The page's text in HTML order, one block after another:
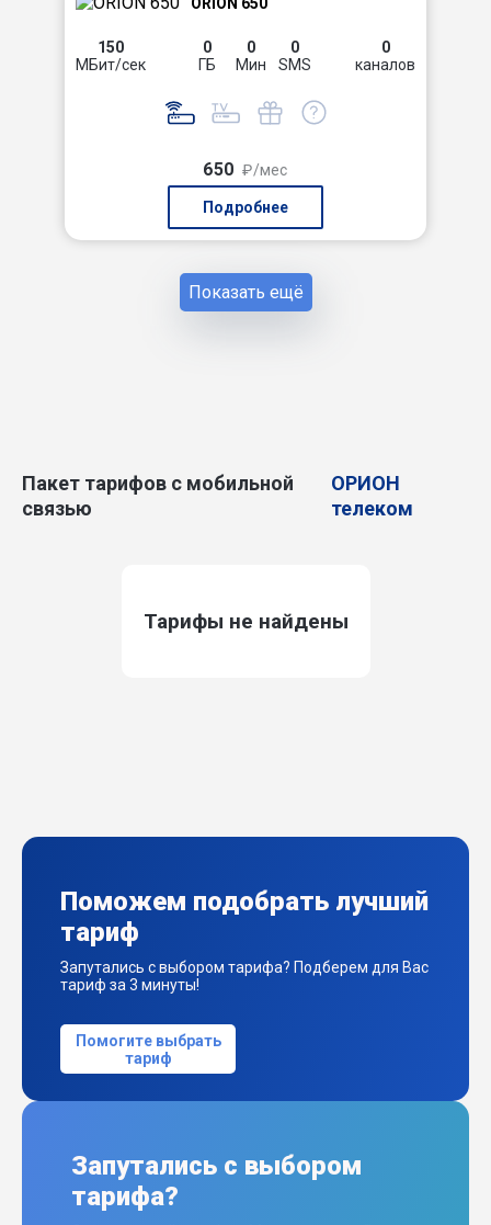
150
МБит/сек
0
ГБ
0
Мин
0
SMS
0
каналов
650 ₽/мес
Подробнее
Показать ещё
Пакет тарифов с мобильной
связью
ОРИОН
телеком
Тарифы не найдены
Поможем подобрать лучший
тариф
Запутались с выбором тарифа? Подберем для Вас
тариф за 3 минуты!
Помогите выбрать
тариф
Запутались с выбором
тарифа?